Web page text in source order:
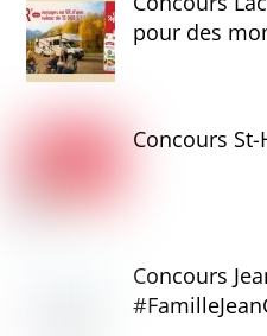
pour des
Concours
Concours